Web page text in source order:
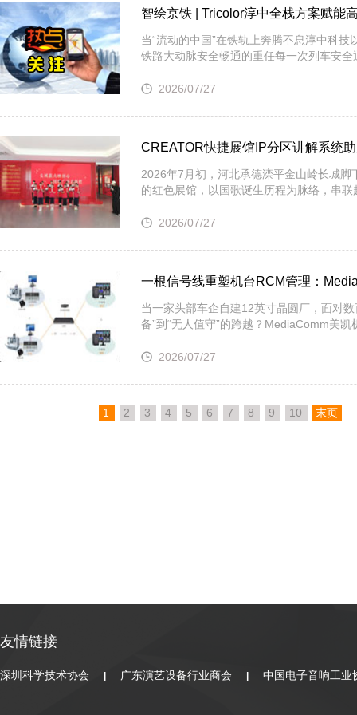
智绘京铁 | Tricolor淳中全栈方案赋能
当“流动的中国”在铁轨上奔腾不息淳中科
铁路大动脉安全畅通的重任每一次列车安
2026/07/27
CREATOR快捷展馆IP分区讲解系统
2026年7月初，河北承德滦平金山岭长城
的红色展馆，以国歌诞生历程为脉络，串
2026/07/27
一根信号线重塑机台RCM管理：
当一家头部车企自建12英寸晶圆厂，面对
备”到“无人值守”的跨越？MediaComm美
2026/07/27
1 2 3 4 5 6 7 8 9 10 末页
友情链接
深圳科学技术协会 广东演艺设备行业商会 中国电子音响工业